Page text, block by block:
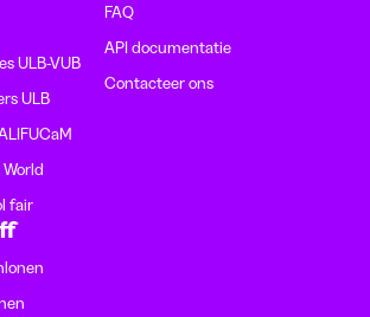
ULB-VUB
ULB
fair
FAQ
API documentatie
Contacteer ons